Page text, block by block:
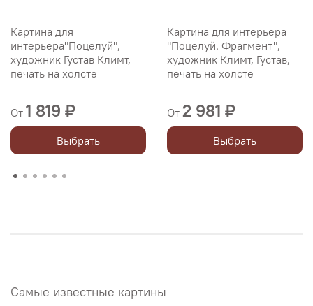
Картина для
интерьера"Поцелуй",
художник Густав Климт,
печать на холсте
От 1 819 ₽
Выбрать
Картина для интерьера
"Поцелуй. Фрагмент",
художник Климт, Густав,
печать на холсте
От 2 981 ₽
Выбрать
Самые известные картины